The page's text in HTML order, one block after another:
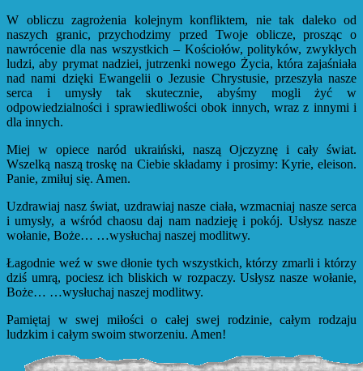
W obliczu zagrożenia kolejnym konfliktem, nie tak daleko od
naszych granic, przychodzimy przed Twoje oblicze, prosząc o
nawrócenie dla nas wszystkich – Kościołów, polityków, zwykłych
ludzi, aby prymat nadziei, jutrzenki nowego Życia, która zajaśniała
nad nami dzięki Ewangelii o Jezusie Chrystusie, przeszyła nasze
serca i umysły tak skutecznie, abyśmy mogli żyć w
odpowiedzialności i sprawiedliwości obok innych, wraz z innymi i
dla innych.
Miej w opiece naród ukraiński, naszą Ojczyznę i cały świat.
Wszelką naszą troskę na Ciebie składamy i prosimy: Kyrie, eleison.
Panie, zmiłuj się. Amen.
Uzdrawiaj nasz świat, uzdrawiaj nasze ciała, wzmacniaj nasze serca
i umysły, a wśród chaosu daj nam nadzieję i pokój. Usłysz nasze
wołanie, Boże… …wysłuchaj naszej modlitwy.
Łagodnie weź w swe dłonie tych wszystkich, którzy zmarli i którzy
dziś umrą, pociesz ich bliskich w rozpaczy. Usłysz nasze wołanie,
Boże… …wysłuchaj naszej modlitwy.
Pamiętaj w swej miłości o całej swej rodzinie, całym rodzaju
ludzkim i całym swoim stworzeniu. Amen!